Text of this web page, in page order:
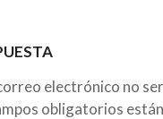
electrónico no
obligatorios